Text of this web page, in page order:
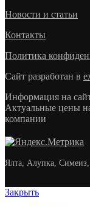
Новости и статьи
Контакты
Политика
Сайт разработан в
Информация на
Актуальные цены
компании
Ялта, Алупка,
Закрыть